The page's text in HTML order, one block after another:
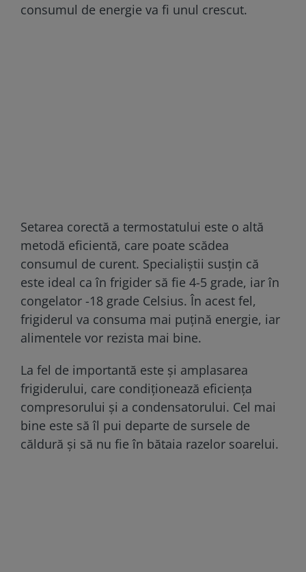
consumul de energie va fi unul crescut.
Setarea corectă a termostatului este o altă
metodă eficientă, care poate scădea
consumul de curent. Specialiștii susțin că
este ideal ca în frigider să fie 4-5 grade, iar în
congelator -18 grade Celsius. În acest fel,
frigiderul va consuma mai puțină energie, iar
alimentele vor rezista mai bine.
La fel de importantă este și amplasarea
frigiderului, care condiționează eficiența
compresorului și a condensatorului. Cel mai
bine este să îl pui departe de sursele de
căldură și să nu fie în bătaia razelor soarelui.